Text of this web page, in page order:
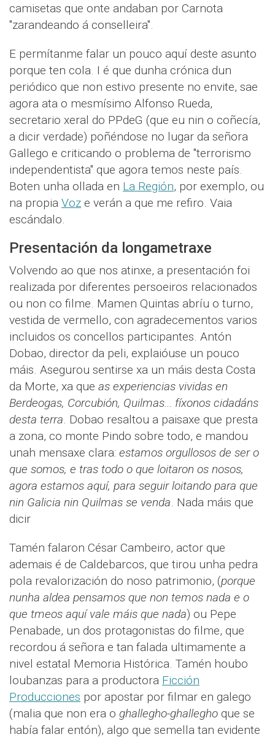
camisetas que onte andaban por Carnota
"zarandeando á conselleira".
E permítanme falar un pouco aquí deste asunto
porque ten cola. I é que dunha crónica dun
periódico que non estivo presente no envite, sae
agora ata o mesmísimo Alfonso Rueda,
secretario xeral do PPdeG (que eu nin o coñecía,
a dicir verdade) poñéndose no lugar da señora
Gallego e criticando o problema de "terrorismo
independentista" que agora temos neste país.
Boten unha ollada en La Región, por exemplo, ou
na propia Voz e verán a que me refiro. Vaia
escándalo.
Presentación da longametraxe
Volvendo ao que nos atinxe, a presentación foi
realizada por diferentes persoeiros relacionados
ou non co filme. Mamen Quintas abríu o turno,
vestida de vermello, con agradecementos varios
incluidos os concellos participantes. Antón
Dobao, director da peli, explaióuse un pouco
máis. Asegurou sentirse xa un máis desta Costa
da Morte, xa que as experiencias vividas en
Berdeogas, Corcubión, Quilmas... fíxonos cidadáns
desta terra. Dobao resaltou a paisaxe que presta
a zona, co monte Pindo sobre todo, e mandou
unah mensaxe clara: estamos orgullosos de ser o
que somos, e tras todo o que loitaron os nosos,
agora estamos aquí, para seguir loitando para que
nin Galicia nin Quilmas se venda. Nada máis que
dicir
Tamén falaron César Cambeiro, actor que
ademais é de Caldebarcos, que tirou unha pedra
pola revalorización do noso patrimonio, (porque
nunha aldea pensamos que non temos nada e o
que tmeos aquí vale máis que nada) ou Pepe
Penabade, un dos protagonistas do filme, que
recordou á señora e tan falada ultimamente a
nivel estatal Memoria Histórica. Tamén houbo
loubanzas para a productora Ficción
Producciones por apostar por filmar en galego
(malia que non era o ghallegho-ghallegho que se
había falar entón), algo que semella tan evidente